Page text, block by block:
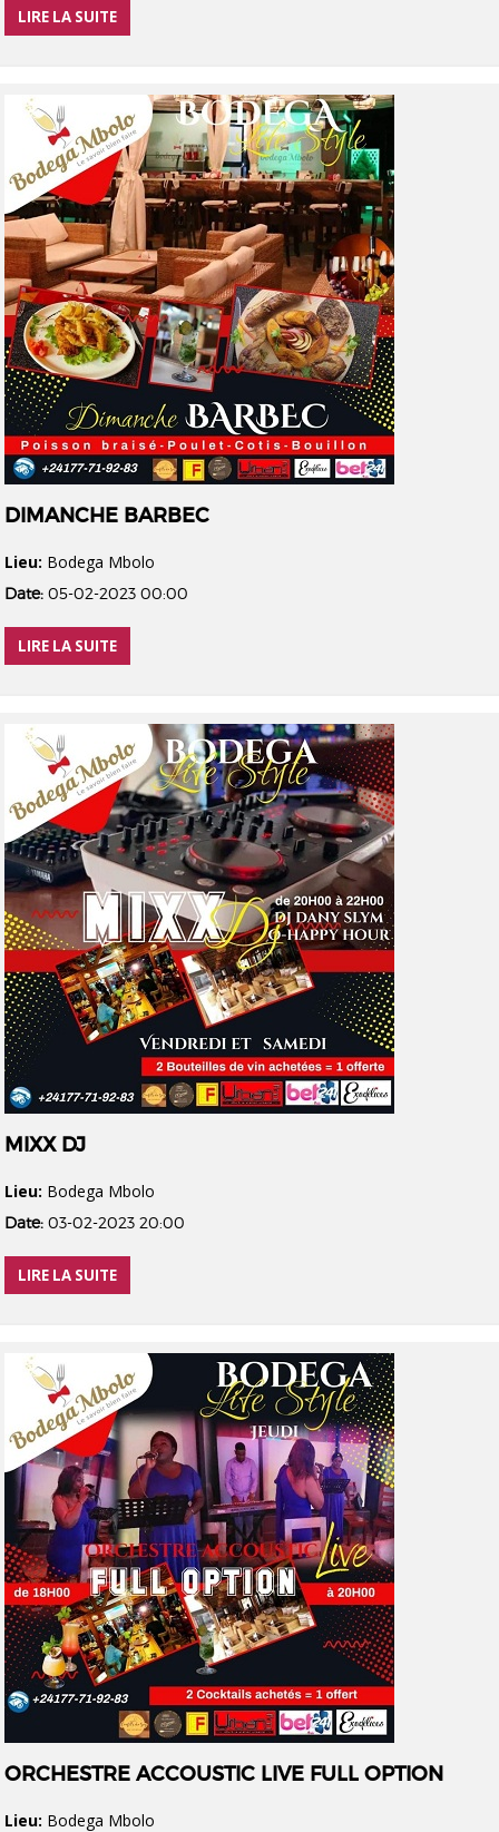
LIRE LA SUITE
DIMANCHE BARBEC
Lieu: Bodega Mbolo
Date: 05-02-2023 00:00
LIRE LA SUITE
MIXX DJ
Lieu: Bodega Mbolo
Date: 03-02-2023 20:00
LIRE LA SUITE
ORCHESTRE ACCOUSTIC LIVE FULL OPTION
Lieu: Bodega Mbolo